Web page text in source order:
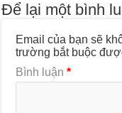
Để lại một bình
Email của bạn sẽ
trường bắt buộc
Bình luận*